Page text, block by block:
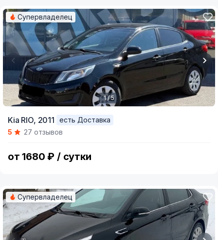
of
Супервладелец
1 / 5
Kia RIO, 2011
есть Доставка
5
27 отзывов
от 1680 ₽ / сутки
Супервладелец